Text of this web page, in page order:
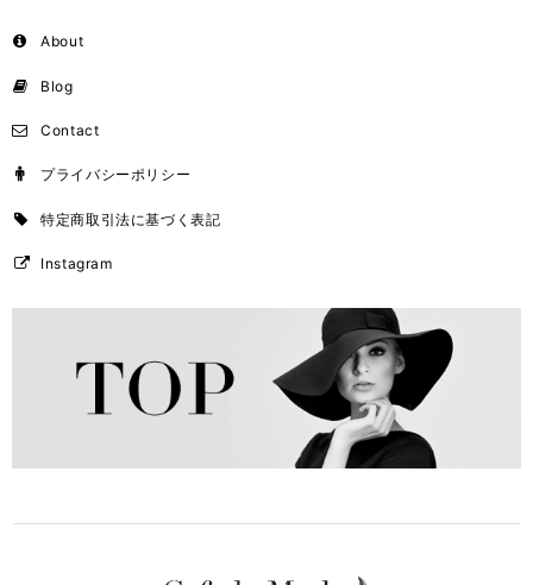
About
Blog
Contact
プライバシーポリシー
特定商取引法に基づく表記
Instagram